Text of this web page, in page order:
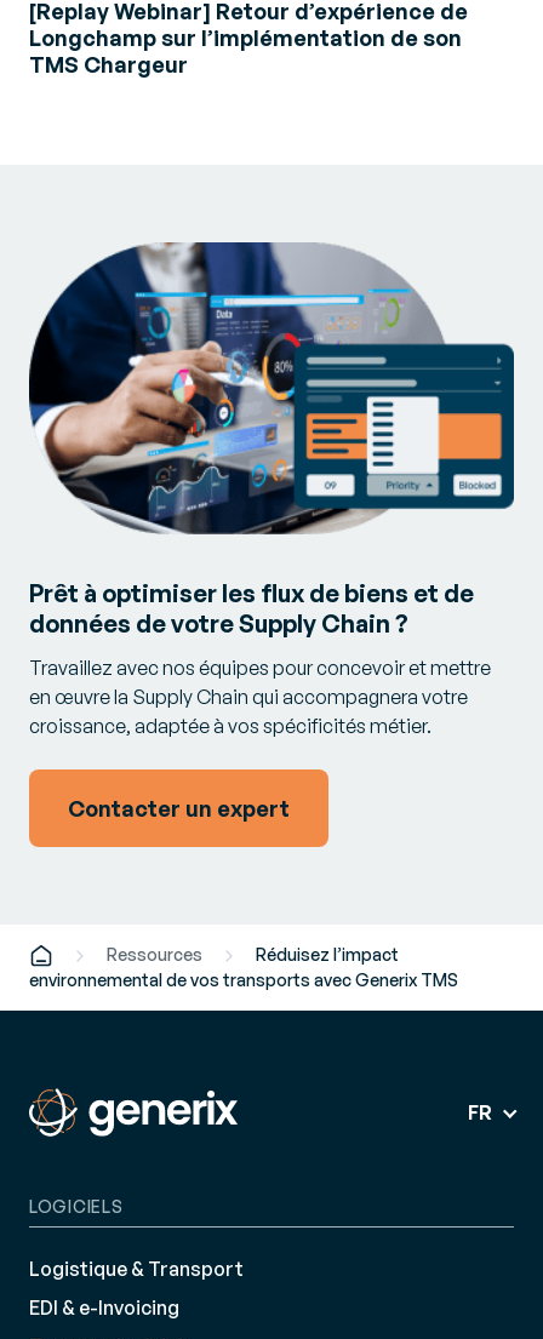
[Replay Webinar] Retour d’expérience de
Longchamp sur l’implémentation de son
TMS Chargeur
Prêt à optimiser les flux de biens et de
données de votre Supply Chain ?
Travaillez avec nos équipes pour concevoir et mettre
en œuvre la Supply Chain qui accompagnera votre
croissance, adaptée à vos spécificités métier.
Contacter un expert
Ressources
Réduisez l’impact
environnemental de vos transports avec Generix TMS
FR
LOGICIELS
Logistique & Transport
EDI & e-Invoicing